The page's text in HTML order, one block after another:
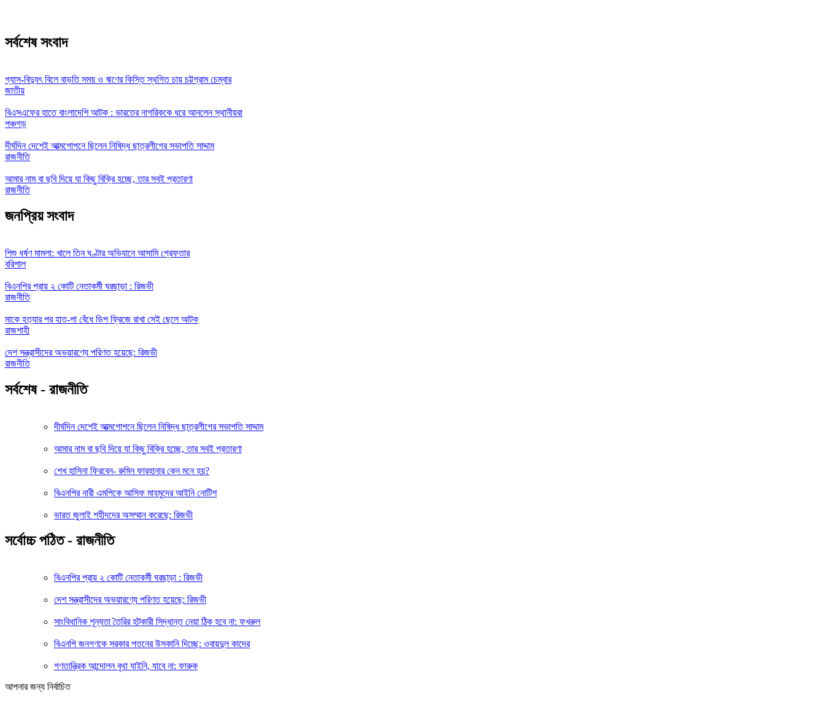
সর্বশেষ সংবাদ
গ্যাস-বিদ্যুৎ বিলে বাড়তি সময় ও ঋণের কিস্তি স্থগিত চায় চট্টগ্রাম চেম্বার
জাতীয়
বিএসএফের হাতে বাংলাদেশি আটক : ভারতের নাগরিককে ধরে আনলেন স্থানীয়রা
পঞ্চগড়
দীর্ঘদিন দেশেই আত্মগোপনে ছিলেন নিষিদ্ধ ছাত্রলীগের সভাপতি সাদ্দাম
রাজনীতি
আমার নাম বা ছবি দিয়ে যা কিছু বিক্রি হচ্ছে, তার সবই প্রতারণা
রাজনীতি
জনপ্রিয় সংবাদ
শিশু ধর্ষণ মামলা: খালে তিন ঘণ্টার অভিযানে আসামি গ্রেফতার
বরিশাল
বিএনপির প্রায় ২ কোটি নেতাকর্মী ঘরছাড়া : রিজভী
রাজনীতি
মাকে হত্যার পর হাত-পা বেঁধে ডিপ ফ্রিজে রাখা সেই ছেলে আটক
রাজশাহী
দেশ সন্ত্রাসীদের অভয়ারণ্যে পরিণত হয়েছে: রিজভী
রাজনীতি
সর্বশেষ - রাজনীতি
দীর্ঘদিন দেশেই আত্মগোপনে ছিলেন নিষিদ্ধ ছাত্রলীগের সভাপতি সাদ্দাম
আমার নাম বা ছবি দিয়ে যা কিছু বিক্রি হচ্ছে, তার সবই প্রতারণা
শেখ হাসিনা ফিরবেন- রুমিন ফারহানার কেন মনে হয়?
বিএনপির নারী এমপিকে আসিফ মাহমুদের আইনি নোটিশ
ভারত জুলাই শহীদদের অসম্মান করেছে: রিজভী
সর্বোচ্চ পঠিত - রাজনীতি
বিএনপির প্রায় ২ কোটি নেতাকর্মী ঘরছাড়া : রিজভী
দেশ সন্ত্রাসীদের অভয়ারণ্যে পরিণত হয়েছে: রিজভী
সাংবিধানিক শূন্যতা তৈরির হটকারী সিদ্ধান্ত নেয়া ঠিক হবে না: ফখরুল
বিএনপি জনগণকে সরকার পতনের উসকানি দিচ্ছে: ওবায়দুল কাদের
গণতান্ত্রিক আন্দোলন বৃথা যাইনি, যাবে না: ফারুক
আপনার জন্য নির্বাচিত